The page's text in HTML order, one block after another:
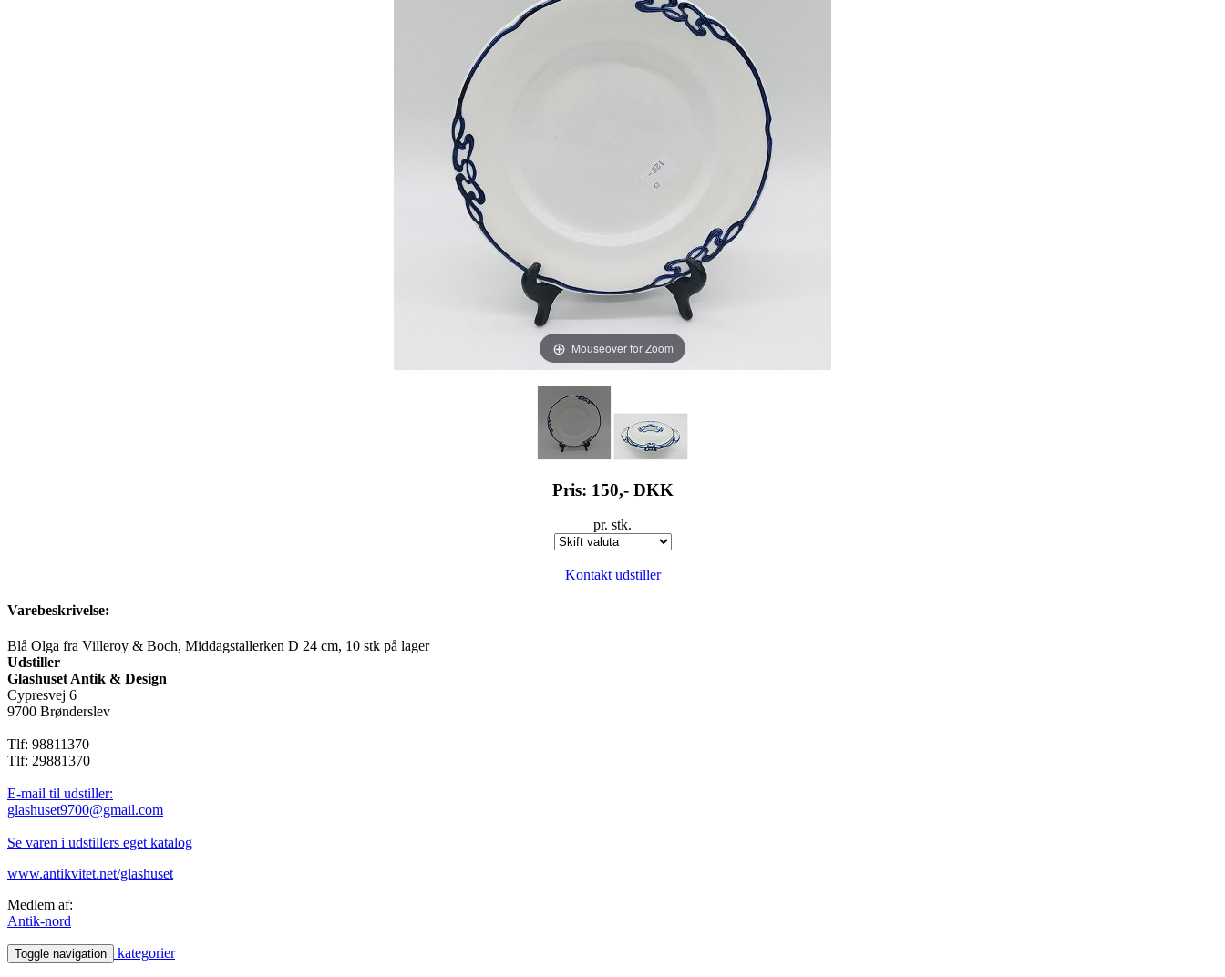
Mouseover for Zoom
Pris: 150,- DKK
pr. stk.
Kontakt udstiller
Varebeskrivelse:
Blå Olga fra Villeroy & Boch, Middagstallerken D 24 cm, 10 stk på lager
Udstiller
Glashuset Antik & Design
Cypresvej 6
9700 Brønderslev
Tlf: 98811370
Tlf: 29881370
E-mail til udstiller:
glashuset9700@gmail.com
Se varen i udstillers eget katalog
www.antikvitet.net/glashuset
Medlem af:
Antik-nord
Toggle navigation kategorier